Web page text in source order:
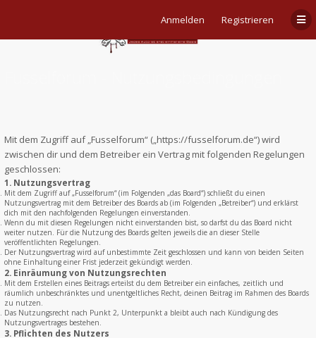
Anmelden Registrieren
Mit dem Zugriff auf „Fusselforum“ („https://fusselforum.de“) wird
zwischen dir und dem Betreiber ein Vertrag mit folgenden Regelungen
geschlossen:
1. Nutzungsvertrag
Mit dem Zugriff auf „Fusselforum“ (im Folgenden „das Board“) schließt du einen
Nutzungsvertrag mit dem Betreiber des Boards ab (im Folgenden „Betreiber“) und erklärst
dich mit den nachfolgenden Regelungen einverstanden.
Wenn du mit diesen Regelungen nicht einverstanden bist, so darfst du das Board nicht
weiter nutzen. Für die Nutzung des Boards gelten jeweils die an dieser Stelle
veröffentlichten Regelungen.
Der Nutzungsvertrag wird auf unbestimmte Zeit geschlossen und kann von beiden Seiten
ohne Einhaltung einer Frist jederzeit gekündigt werden.
2. Einräumung von Nutzungsrechten
Mit dem Erstellen eines Beitrags erteilst du dem Betreiber ein einfaches, zeitlich und
räumlich unbeschränktes und unentgeltliches Recht, deinen Beitrag im Rahmen des Boards
zu nutzen.
Das Nutzungsrecht nach Punkt 2, Unterpunkt a bleibt auch nach Kündigung des
Nutzungsvertrages bestehen.
3. Pflichten des Nutzers